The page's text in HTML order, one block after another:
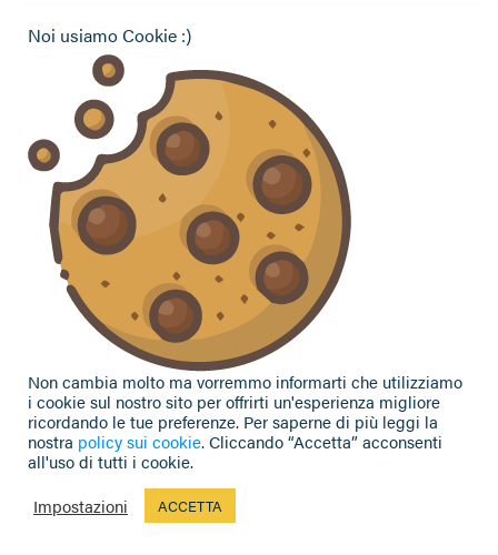
Vuoi contattarci per ricevere assistenza, lasciare un
commento o chiedere informazioni?
CONTATTACI
Seguici sui social
Privacy Policy|Cookie Policy
© 2002-2026 CAA Confagricoltura Emilia Romagna srl - P.IVA
02317021208
Noi usiamo Cookie :)
Non cambia molto ma vorremmo informarti che utilizziamo
i cookie sul nostro sito per offrirti un'esperienza migliore
ricordando le tue preferenze. Per saperne di più leggi la
nostra policy sui cookie. Cliccando “Accetta” acconsenti
all'uso di tutti i cookie.
Impostazioni
ACCETTA